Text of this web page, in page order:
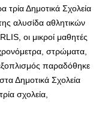
τρία Δημοτικά Σχολεία
αλυσίδα αθλητικών
οι μικροί μαθητές
στρώματα,
παραδόθηκε
Δημοτικά Σχολεία
σχολεία,